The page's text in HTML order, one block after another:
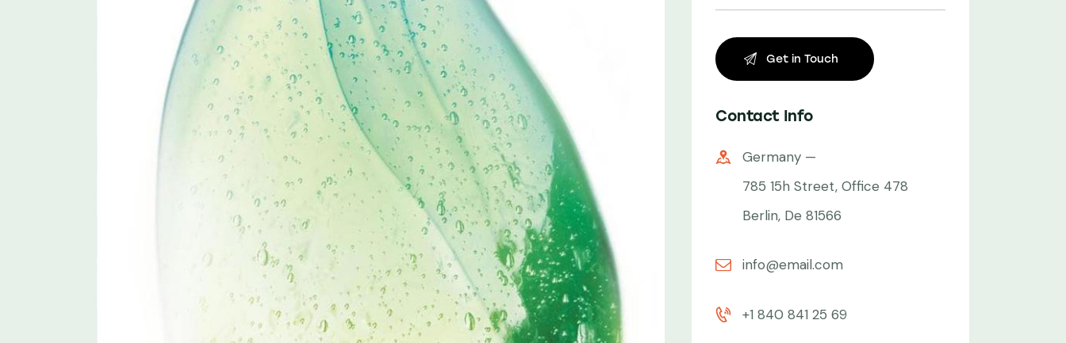
Contact Info
Germany —
785 15h Street, Office 478
Berlin, De 81566
info@email.com
+1 840 841 25 69